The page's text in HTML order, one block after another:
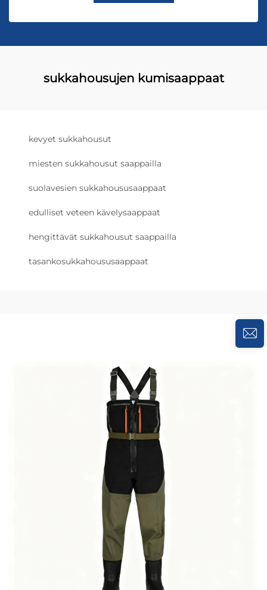
sukkahousujen kumisaappaat
kevyet sukkahousut
miesten sukkahousut saappailla
suolavesien sukkahoususaappaat
edulliset veteen kävelysaappaat
hengittävät sukkahousut saappailla
tasankosukkahoususaappaat